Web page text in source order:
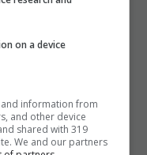
on a device
information from
and other device
shared with 319
We and our partners